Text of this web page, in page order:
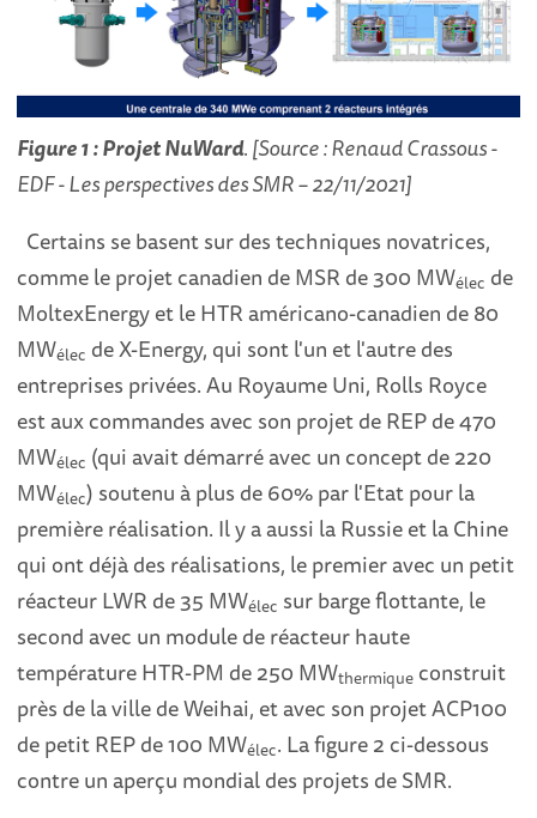
Figure 1 : Projet NuWard. [Source : Renaud Crassous -
EDF - Les perspectives des SMR – 22/11/2021]
Certains se basent sur des techniques novatrices,
comme le projet canadien de MSR de 300 MWélec de
MoltexEnergy et le HTR américano-canadien de 80
MWélec de X-Energy, qui sont l'un et l'autre des
entreprises privées. Au Royaume Uni, Rolls Royce
est aux commandes avec son projet de REP de 470
MWélec (qui avait démarré avec un concept de 220
MWélec) soutenu à plus de 60% par l'Etat pour la
première réalisation. Il y a aussi la Russie et la Chine
qui ont déjà des réalisations, le premier avec un petit
réacteur LWR de 35 MWélec sur barge flottante, le
second avec un module de réacteur haute
température HTR-PM de 250 MWthermique construit
près de la ville de Weihai, et avec son projet ACP100
de petit REP de 100 MWélec. La figure 2 ci-dessous
contre un aperçu mondial des projets de SMR.